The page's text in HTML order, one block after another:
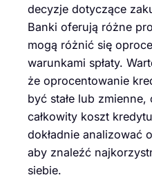
decyzje dotyczące
Banki oferują różne
mogą różnić się
warunkami spłaty.
że oprocentowanie
być stałe lub
całkowity koszt
dokładnie analizować
aby znaleźć
siebie.